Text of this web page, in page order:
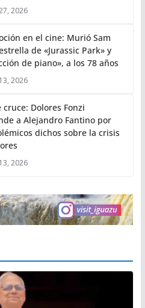
2026
en el cine: Murió Sam
de «Jurassic Park» y
de piano», a los 78 años
2026
cruce: Dolores Fonzi
a Alejandro Fantino por
dichos sobre la crisis
2026